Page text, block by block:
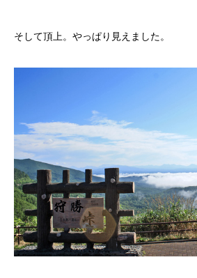
そして頂上。やっぱり見えました。